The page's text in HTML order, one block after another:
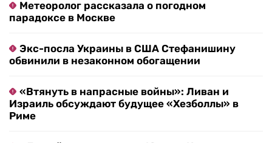
Метеоролог рассказала о погодном
парадоксе в Москве
Экс-посла Украины в США Стефанишину
обвинили в незаконном обогащении
«Втянуть в напрасные войны»: Ливан и
Израиль обсуждают будущее «Хезболлы» в
Риме